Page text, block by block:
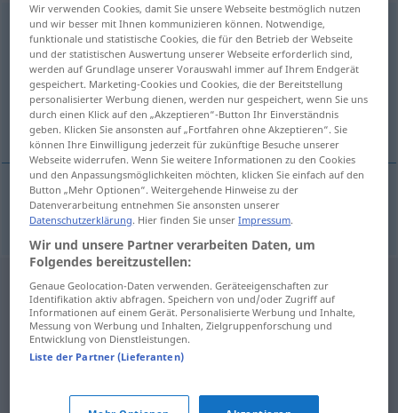
egyptologief
Übersicht aller Übersetzungen
(Für mehr Details die Übersetzung anklicken/antippen)
Ägyptologie
Ägyptologief egyptologie
Wir verwenden Cookies, damit Sie unsere Webseite bestmöglich nutzen
und wir besser mit Ihnen kommunizieren können. Notwendige,
funktionale und statistische Cookies, die für den Betrieb der Webseite
und der statistischen Auswertung unserer Webseite erforderlich sind,
werden auf Grundlage unserer Vorauswahl immer auf Ihrem Endgerät
gespeichert. Marketing-Cookies und Cookies, die der Bereitstellung
personalisierter Werbung dienen, werden nur gespeichert, wenn Sie uns
durch einen Klick auf den „Akzeptieren“-Button Ihr Einverständnis
geben. Klicken Sie ansonsten auf „Fortfahren ohne Akzeptieren“. Sie
können Ihre Einwilligung jederzeit für zukünftige Besuche unserer
Webseite widerrufen. Wenn Sie weitere Informationen zu den Cookies
und den Anpassungsmöglichkeiten möchten, klicken Sie einfach auf den
Button „Mehr Optionen“. Weitergehende Hinweise zu der
Datenverarbeitung entnehmen Sie ansonsten unserer
Datenschutzerklärung. Hier finden Sie unserImpressum.
Wir und unsere Partner verarbeiten Daten, um
Folgendes bereitzustellen:
Genaue Geolocation-Daten verwenden. Geräteeigenschaften zur
Identifikation aktiv abfragen. Speichern von und/oder Zugriff auf
Informationen auf einem Gerät. Personalisierte Werbung und Inhalte,
Messung von Werbung und Inhalten, Zielgruppenforschung und
Entwicklung von Dienstleistungen.
Liste der Partner (Lieferanten)